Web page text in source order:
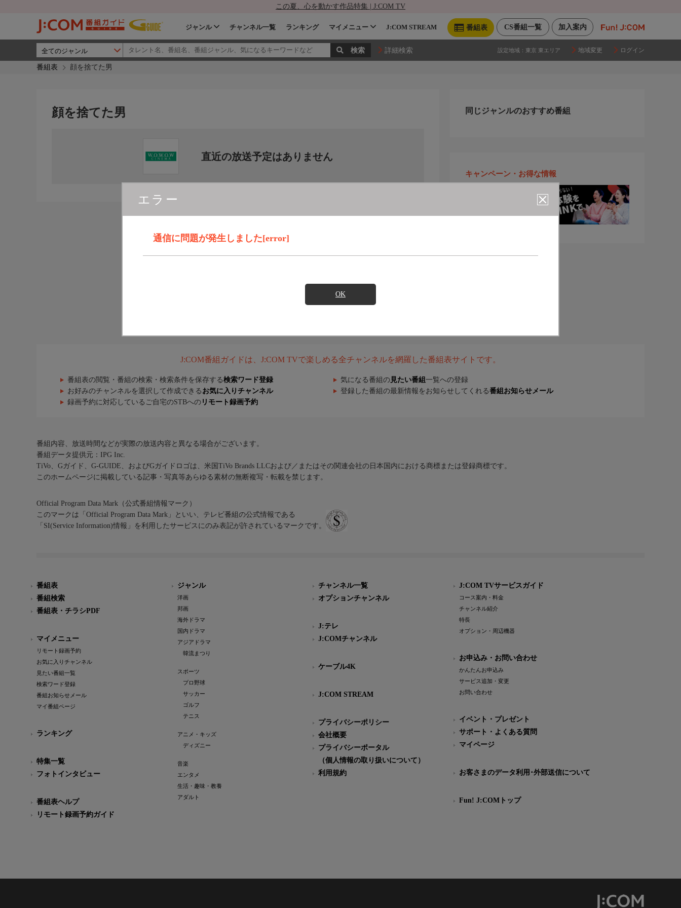
この夏、心を動かす作品特集 | J:COM TV
加入案内
CS番組一覧
番組表
ジャンル チャンネル一覧 ランキング マイメニュー J:COM STREAM
詳細検索 設定地域： 東京 東エリア 地域変更 ログイン
番組表 顔を捨てた男
エラー
通信に問題が発生しました[error]
OK
顔を捨てた男
直近の放送予定はありません
同じジャンルのおすすめ番組
キャンペーン・お得な情報
J:COM番組ガイドは、J:COM TVで楽しめる全チャンネルを網羅した番組表サイトです。
番組表の閲覧・番組の検索・検索条件を保存する検索ワード登録 気になる番組の 見たい番組 一覧への登録
お好みのチャンネルを選択して作成できる お気に入りチャンネル 登録した番組の最新情報をお知らせしてくれる番組お知らせメール
録画予約に対応しているご自宅のSTBへの リモート録画予約
番組内容、放送時間などが実際の放送内容と異なる場合がございます。
番組データ提供元：IPG Inc.
TiVo、Gガイド、G-GUIDE、およびGガイドロゴは、米国TiVo Brands LLCおよび／またはその関連会社の日本国内における商標または登録商標です。
このホームページに掲載している記事・写真等あらゆる素材の無断複写・転載を禁じます。
Official Program Data Mark（公式番組情報マーク）
このマークは「Official Program Data Mark」といい、テレビ番組の公式情報である
「SI(Service Information)情報」を利用したサービスにのみ表記が許されているマークです。
番組表
番組検索
番組表・チラシPDF
マイメニュー
リモート録画予約
お気に入りチャンネル
見たい番組一覧
検索ワード登録
番組お知らせメール
マイ番組ページ
ランキング
特集一覧
フォトインタビュー
番組表ヘルプ
リモート録画予約ガイド
ジャンル
洋画
邦画
海外ドラマ
国内ドラマ
アジアドラマ
韓流まつり
スポーツ
プロ野球
サッカー
ゴルフ
テニス
アニメ・キッズ
ディズニー
音楽
エンタメ
生活・趣味・教養
アダルト
チャンネル一覧
オプションチャンネル
J:テレ
J:COMチャンネル
ケーブル4K
J:COM STREAM
プライバシーポリシー
会社概要
プライバシーポータル
（個人情報の取り扱いについて）
利用規約
J:COM TVサービスガイド
コース案内・料金
チャンネル紹介
特長
オプション・周辺機器
お申込み・お問い合わせ
かんたんお申込み
サービス追加・変更
お問い合わせ
イベント・プレゼント
サポート・よくある質問
マイページ
お客さまのデータ利用･外部送信について
Fun! J:COMトップ